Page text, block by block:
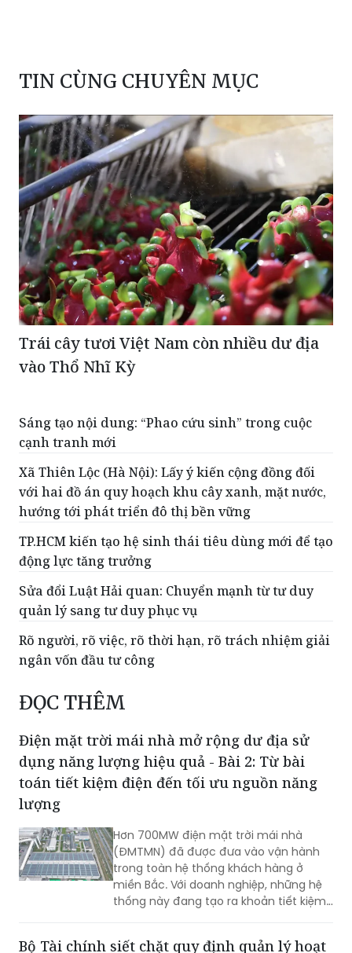
TIN CÙNG CHUYÊN MỤC
Trái cây tươi Việt Nam còn nhiều dư địa
vào Thổ Nhĩ Kỳ
Sáng tạo nội dung: “Phao cứu sinh” trong cuộc
cạnh tranh mới
Xã Thiên Lộc (Hà Nội): Lấy ý kiến cộng đồng đối
với hai đồ án quy hoạch khu cây xanh, mặt nước,
hướng tới phát triển đô thị bền vững
TP.HCM kiến tạo hệ sinh thái tiêu dùng mới để tạo
động lực tăng trưởng
Sửa đổi Luật Hải quan: Chuyển mạnh từ tư duy
quản lý sang tư duy phục vụ
Rõ người, rõ việc, rõ thời hạn, rõ trách nhiệm giải
ngân vốn đầu tư công
ĐỌC THÊM
Điện mặt trời mái nhà mở rộng dư địa sử
dụng năng lượng hiệu quả - Bài 2: Từ bài
toán tiết kiệm điện đến tối ưu nguồn năng
lượng
Hơn 700MW điện mặt trời mái nhà
(ĐMTMN) đã được đưa vào vận hành
trong toàn hệ thống khách hàng ở
miền Bắc. Với doanh nghiệp, những hệ
thống này đang tạo ra khoản tiết kiệm
Bộ Tài chính siết chặt quy định quản lý hoạt